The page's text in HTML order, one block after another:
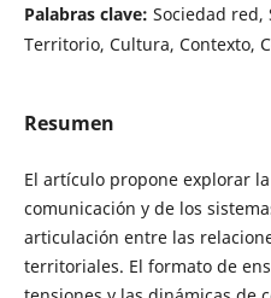
Palabras clave: Sociedad red,
Territorio, Cultura, Contexto,
Resumen
El artículo propone explorar
comunicación y de los
articulación entre las
territoriales. El formato de